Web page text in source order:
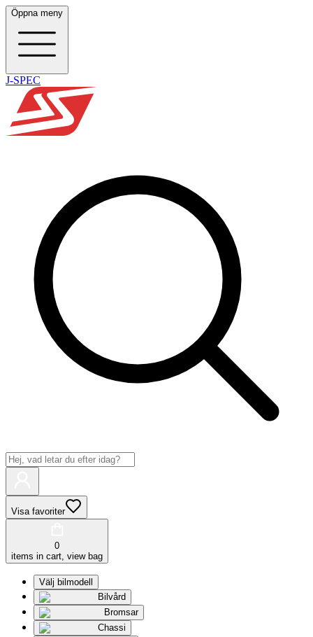
Öppna meny
J-SPEC
Visa favoriter
0
items in cart, view bag
Välj bilmodell
Bilvård
Bromsar
Chassi